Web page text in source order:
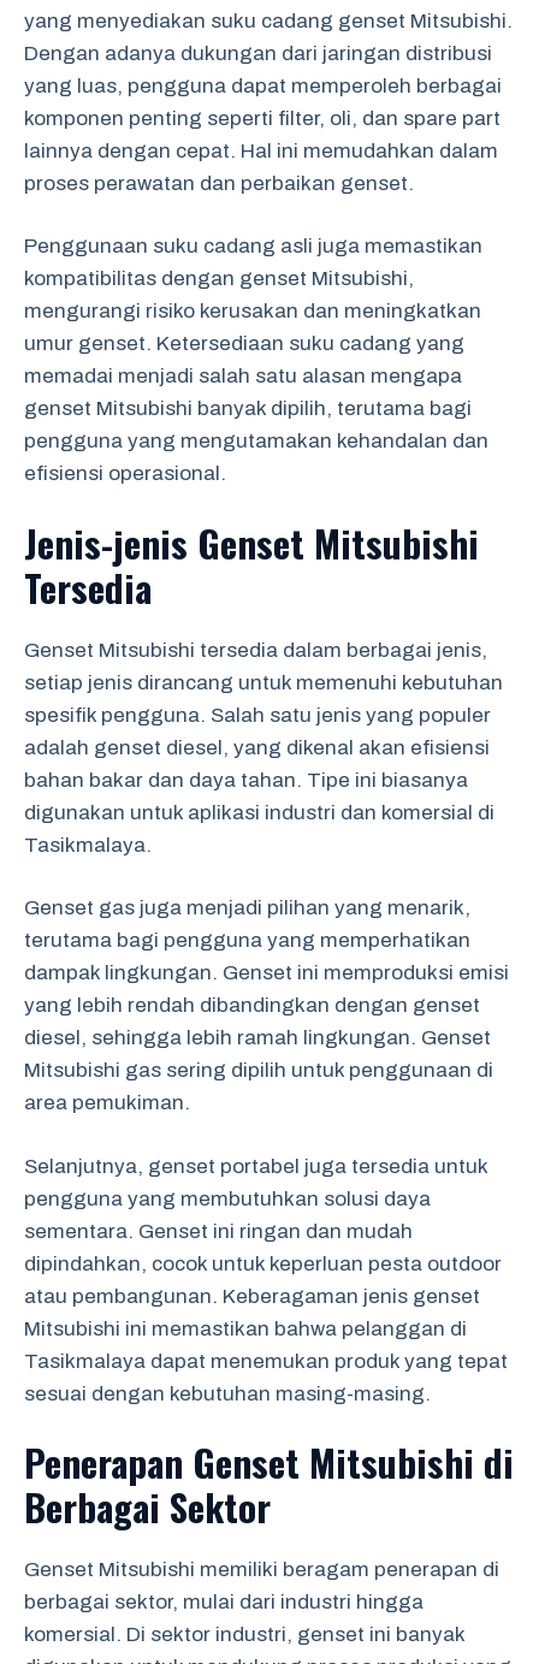
yang menyediakan suku cadang genset Mitsubishi.
Dengan adanya dukungan dari jaringan distribusi
yang luas, pengguna dapat memperoleh berbagai
komponen penting seperti filter, oli, dan spare part
lainnya dengan cepat. Hal ini memudahkan dalam
proses perawatan dan perbaikan genset.
Penggunaan suku cadang asli juga memastikan
kompatibilitas dengan genset Mitsubishi,
mengurangi risiko kerusakan dan meningkatkan
umur genset. Ketersediaan suku cadang yang
memadai menjadi salah satu alasan mengapa
genset Mitsubishi banyak dipilih, terutama bagi
pengguna yang mengutamakan kehandalan dan
efisiensi operasional.
Jenis-jenis Genset Mitsubishi
Tersedia
Genset Mitsubishi tersedia dalam berbagai jenis,
setiap jenis dirancang untuk memenuhi kebutuhan
spesifik pengguna. Salah satu jenis yang populer
adalah genset diesel, yang dikenal akan efisiensi
bahan bakar dan daya tahan. Tipe ini biasanya
digunakan untuk aplikasi industri dan komersial di
Tasikmalaya.
Genset gas juga menjadi pilihan yang menarik,
terutama bagi pengguna yang memperhatikan
dampak lingkungan. Genset ini memproduksi emisi
yang lebih rendah dibandingkan dengan genset
diesel, sehingga lebih ramah lingkungan. Genset
Mitsubishi gas sering dipilih untuk penggunaan di
area pemukiman.
Selanjutnya, genset portabel juga tersedia untuk
pengguna yang membutuhkan solusi daya
sementara. Genset ini ringan dan mudah
dipindahkan, cocok untuk keperluan pesta outdoor
atau pembangunan. Keberagaman jenis genset
Mitsubishi ini memastikan bahwa pelanggan di
Tasikmalaya dapat menemukan produk yang tepat
sesuai dengan kebutuhan masing-masing.
Penerapan Genset Mitsubishi di
Berbagai Sektor
Genset Mitsubishi memiliki beragam penerapan di
berbagai sektor, mulai dari industri hingga
komersial. Di sektor industri, genset ini banyak